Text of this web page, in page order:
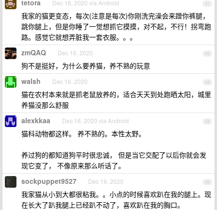
41
tetora Dec 16, 2020 via Android
我家的猫更变态，每次(注意是每次)你刚洗完澡会来蹭你裤腿，
跳你腿上，但是你睡了一觉想抓它摸摸，对不起，不行！拐弯跑
路。感觉它就想弄脏我一套衣服。。。
42
zmQAQ Dec 16, 2020
狗不是挺好，为什么要养猫，养不熟的玩意
43
walsh Dec 16, 2020
猫在农村本来就是抓老鼠放养的，适合天天到处跑晒太阳，城里
养猫没那么舒服
44
alexkkaa Dec 16, 2020 via Android
猫科动物都这样。 养不熟的。本性太野。
养过狗的都知道狗平时很忠诚， 但是当它交配了以后你就会发
现它变了， 不像原来那么听话了。
45
sockpuppet9527 Dec 16, 2020
我家猫从小到大都很粘我。。小点的时候喜欢趴在我的腿上。现
在长大了趴我腿上已经趴不动了，喜欢趴在我的胸口。